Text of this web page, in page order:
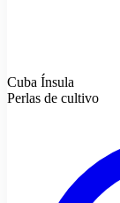
Cuba Ínsula
Perlas de cultivo